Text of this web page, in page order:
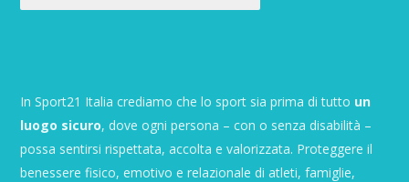
In Sport21 Italia crediamo che lo sport sia prima di tutto un
luogo sicuro, dove ogni persona – con o senza disabilità –
possa sentirsi rispettata, accolta e valorizzata. Proteggere il
benessere fisico, emotivo e relazionale di atleti, famiglie,